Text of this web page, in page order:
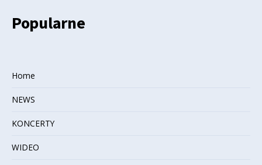
Popularne
Home
NEWS
KONCERTY
WIDEO